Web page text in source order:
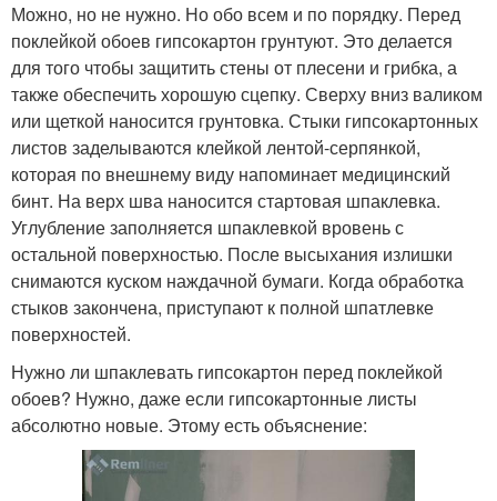
Можно, но не нужно. Но обо всем и по порядку. Перед
поклейкой обоев гипсокартон грунтуют. Это делается
для того чтобы защитить стены от плесени и грибка, а
также обеспечить хорошую сцепку. Сверху вниз валиком
или щеткой наносится грунтовка. Стыки гипсокартонных
листов заделываются клейкой лентой-серпянкой,
которая по внешнему виду напоминает медицинский
бинт. На верх шва наносится стартовая шпаклевка.
Углубление заполняется шпаклевкой вровень с
остальной поверхностью. После высыхания излишки
снимаются куском наждачной бумаги. Когда обработка
стыков закончена, приступают к полной шпатлевке
поверхностей.
Нужно ли шпаклевать гипсокартон перед поклейкой
обоев? Нужно, даже если гипсокартонные листы
абсолютно новые. Этому есть объяснение: